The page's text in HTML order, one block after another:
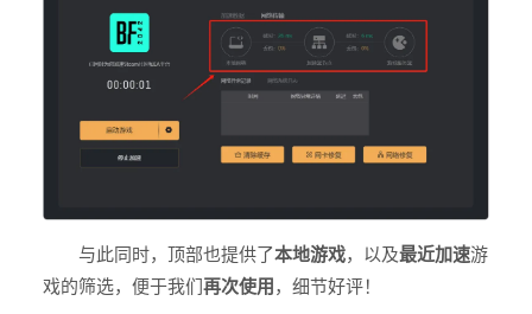
与此同时，顶部也提供了本地游戏，以及最近加速游
戏的筛选，便于我们再次使用 ，细节好评！